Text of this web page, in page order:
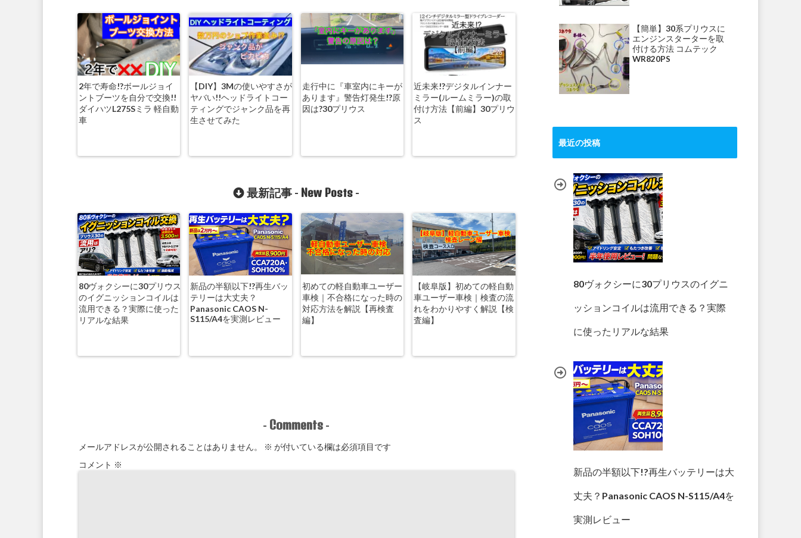
2年で寿命!?ボールジョイ
ントブーツを自分で交換!!
ダイハツL275Sミラ 軽自動
車
【DIY】3Mの使いやすさが
ヤバい!!ヘッドライトコー
ティングでジャンク品を再
生させてみた
走行中に『車室内にキーが
あります』警告灯発生!?原
因は?30プリウス
近未来!?デジタルインナー
ミラー(ルームミラー)の取
付け方法【前編】30プリウ
ス
最新記事 - New Posts -
80ヴォクシーに30プリウス
のイグニッションコイルは
流用できる？実際に使った
リアルな結果
新品の半額以下!?再生バッ
テリーは大丈夫？
Panasonic CAOS N-
S115/A4を実測レビュー
初めての軽自動車ユーザー
車検｜不合格になった時の
対応方法を解説【再検査
編】
【岐阜版】初めての軽自動
車ユーザー車検｜検査の流
れをわかりやすく解説【検
査編】
- Comments -
メールアドレスが公開されることはありません。 ※ が付いている欄は必須項目です
コメント ※
【簡単】30系プリウスに
エンジンスターターを取
付ける方法 コムテック
WR820PS
最近の投稿
80ヴォクシーに30プリウスのイグニ
ッションコイルは流用できる？実際
に使ったリアルな結果
新品の半額以下!?再生バッテリーは大
丈夫？Panasonic CAOS N-S115/A4を
実測レビュー